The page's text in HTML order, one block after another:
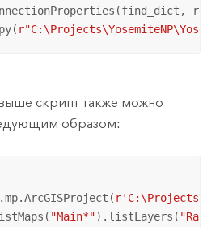
скрипт также можно
образом:
"Main*").listLayers(